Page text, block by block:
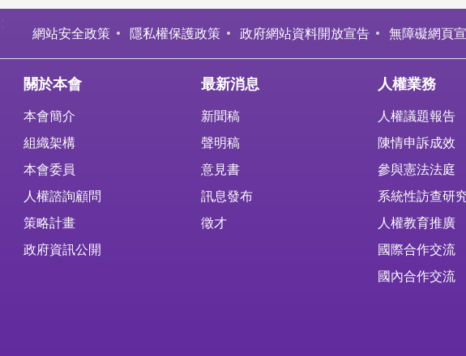
網站安全政策 隱私權保護政策 政府網站資料開放宣告 無障礙網頁
關於本會
本會簡介
組織架構
本會委員
人權諮詢顧問
策略計畫
政府資訊公開
最新消息
新聞稿
聲明稿
意見書
訊息發布
徵才
人權業務
人權議題報告
陳情申訴成效
參與憲法法庭
系統性訪查研
人權教育推廣
國際合作交流
國內合作交流